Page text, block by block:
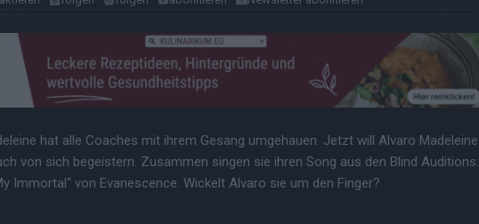
hat alle Coaches mit ihrem Gesang umgehauen. Jetzt will Alvaro Madeleine
von sich begeistern. Zusammen singen sie ihren Song aus den Blind Auditions:
Immortal“ von Evanescence. Wickelt Alvaro sie um den Finger?